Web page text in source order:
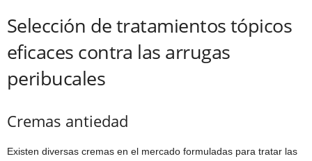
Selección de tratamientos tópicos
eficaces contra las arrugas
peribucales
Cremas antiedad
Existen diversas cremas en el mercado formuladas para tratar las